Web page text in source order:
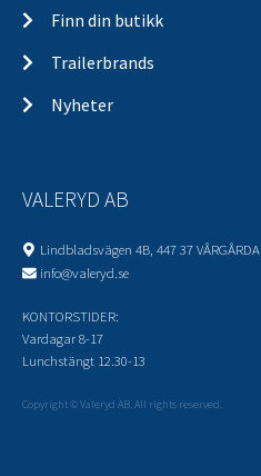
Finn din butikk
Trailerbrands
Nyheter
VALERYD AB
Lindbladsvägen 4B, 447 37 VÅRGÅRDA
info@valeryd.se
KONTORSTIDER:
Vardagar 8-17
Lunchstängt 12.30-13
Copyright © Valeryd AB. All rights reserved.